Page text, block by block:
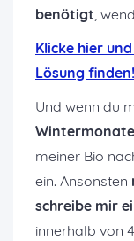
benötigt,
Klicke hier
Lösung finden!
Und wenn du
Wintermonate
meiner Bio
ein. Ansonsten
schreibe mir
innerhalb von